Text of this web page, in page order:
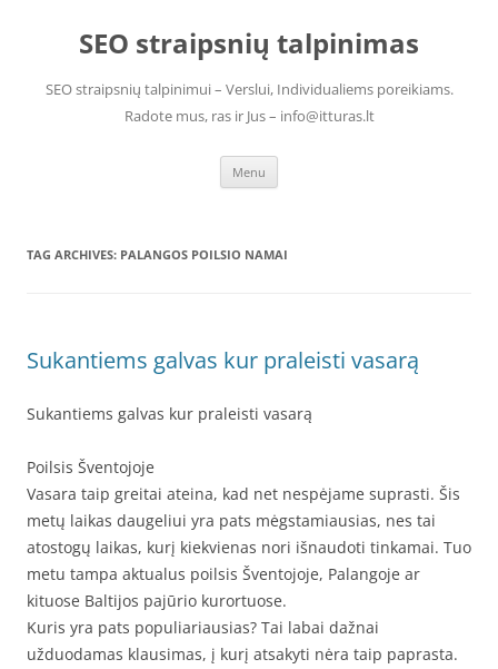
contentSEO straipsnių talpinimas
SEO straipsnių talpinimui – Verslui, Individualiems poreikiams.
Radote mus, ras ir Jus – info@itturas.lt
Menu
TAG ARCHIVES: PALANGOS POILSIO NAMAI
Sukantiems galvas kur praleisti vasarą
Sukantiems galvas kur praleisti vasarą
Poilsis Šventojoje
Vasara taip greitai ateina, kad net nespėjame suprasti. Šis
metų laikas daugeliui yra pats mėgstamiausias, nes tai
atostogų laikas, kurį kiekvienas nori išnaudoti tinkamai. Tuo
metu tampa aktualus poilsis Šventojoje, Palangoje ar
kituose Baltijos pajūrio kurortuose.
Kuris yra pats populiariausias? Tai labai dažnai
užduodamas klausimas, į kurį atsakyti nėra taip paprasta.